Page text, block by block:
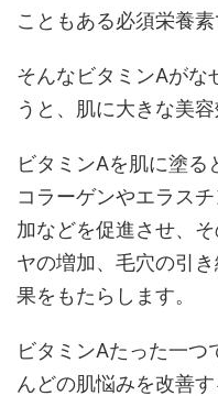
こともある必須栄養素
そんなビタミンAがな
うと、肌に大きな美
ビタミンAを肌に塗る
コラーゲンやエラス
加などを促進させ、
ヤの増加、毛穴の引
果をもたらします。
ビタミンAたった一つ
んどの肌悩みを改善